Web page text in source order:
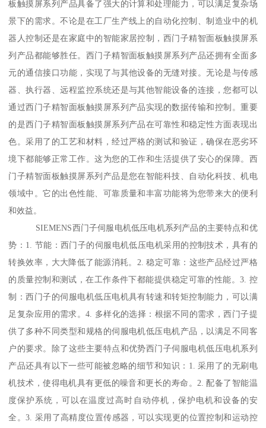
板触摸屏系列产品具备了强大的计算和处理能力，可以满足复杂场
景下的需求。不论是在工厂生产线上的自动化控制、制造业中的机
器人控制还是在家庭中的智能家居控制，西门子精智面板触摸屏系
列产品都能够胜任。西门子精智面板触摸屏系列产品还拥有全面多
元的通信接口功能，实现了与其他设备的无缝对接。无论是与传感
器、执行器、远程监控系统还是与其他智能设备的连接，您都可以
通过西门子精智面板触摸屏系列产品实现的数据传输和控制。重要
的是西门子精智面板触摸屏系列产品在可靠性和稳定性方面表现出
色。采用了的工艺和材料，经过严格的测试和验证，确保在恶劣环
境下都能够正常工作。这为您的工作和生活提供了安心的保障。西
门子精智面板触摸屏系列产品是您在智能科技、自动化科技、机电
领域中。它的出色性能、可靠质量和丰富功能将为您带来大的便利
和效益。
SIEMENS西门子伺服电机低压电机系列产品的主要特点和优
势：1. 节能：西门子的伺服电机低压电机采用的控制技术，具有的
转换效率，大大降低了能源消耗。2. 稳定可靠：这些产品经过严格
的质量控制和测试，在工作条件下都能提供稳定可靠的性能。3. 控
制：西门子的伺服电机低压电机具有转速和转矩控制能力，可以满
足复杂应用的需求。4. 多样化的选择：根据不同的需求，西门子提
供了多种不同类型和规格的伺服电机低压电机产品，以满足不同客
户的要求。除了这些主要特点和优势西门子伺服电机低压电机系列
产品还具有以下一些可能被忽略的细节和知识：1. 采用了的无刷电
机技术，使得电机具有更低的噪音和更长的寿命。2. 配备了智能温
度保护系统，可以在温度过高时自动停机，保护电机和设备的安
全。3. 采用了高精度位置传感器，可以实现更的位置控制和运动控